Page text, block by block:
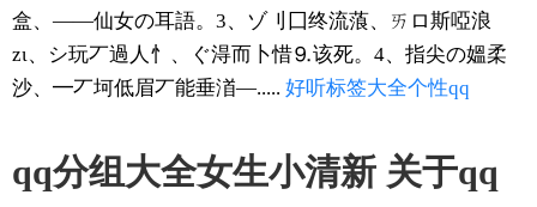
盒、——仙女の耳語。3、ゾ刂囗终流蒗、ㄞロ斯啞浪
zι、シ玩丆過人忄、ぐ淂而卜惜⒐该死。4、指尖の媼柔
沙、━丆坷低眉丆能垂渞—..... 好听标签大全个性qq
qq分组大全女生小清新 关于qq